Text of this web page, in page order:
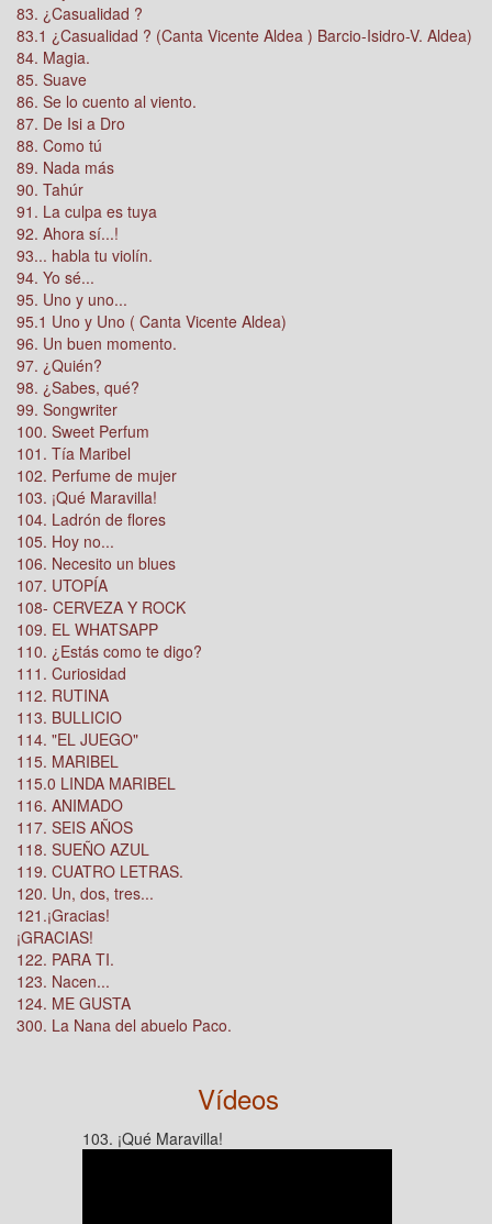
83. ¿Casualidad ?
83.1 ¿Casualidad ? (Canta Vicente Aldea ) Barcio-Isidro-V. Aldea)
84. Magia.
85. Suave
86. Se lo cuento al viento.
87. De Isi a Dro
88. Como tú
89. Nada más
90. Tahúr
91. La culpa es tuya
92. Ahora sí...!
93... habla tu violín.
94. Yo sé...
95. Uno y uno...
95.1 Uno y Uno ( Canta Vicente Aldea)
96. Un buen momento.
97. ¿Quién?
98. ¿Sabes, qué?
99. Songwriter
100. Sweet Perfum
101. Tía Maribel
102. Perfume de mujer
103. ¡Qué Maravilla!
104. Ladrón de flores
105. Hoy no...
106. Necesito un blues
107. UTOPÍA
108- CERVEZA Y ROCK
109. EL WHATSAPP
110. ¿Estás como te digo?
111. Curiosidad
112. RUTINA
113. BULLICIO
114. "EL JUEGO"
115. MARIBEL
115.0 LINDA MARIBEL
116. ANIMADO
117. SEIS AÑOS
118. SUEÑO AZUL
119. CUATRO LETRAS.
120. Un, dos, tres...
121.¡Gracias!
¡GRACIAS!
122. PARA TI.
123. Nacen...
124. ME GUSTA
300. La Nana del abuelo Paco.
Vídeos
103. ¡Qué Maravilla!